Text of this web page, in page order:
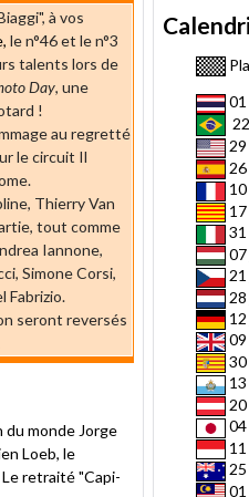
à vos
le n°46 et le n°3
talents lors de
Day, une
!
au regretté
le circuit Il
Thierry Van
tout comme
Iannone,
Simone Corsi,
Fabrizio.
seront reversés
du monde Jorge
Loeb, le
Le retraité "Capi-
01
10
17
31
07